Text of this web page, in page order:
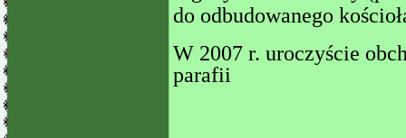
do odbudowanego
W 2007 r. uroczyście
parafii